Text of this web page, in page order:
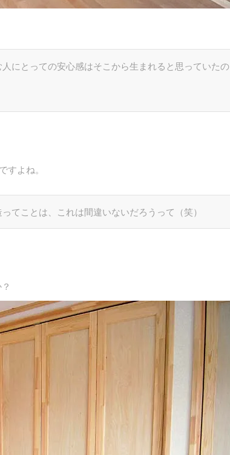
にとっての安心感はそこから生まれると思っていたの
よね。
てことは、これは間違いないだろうって（笑）